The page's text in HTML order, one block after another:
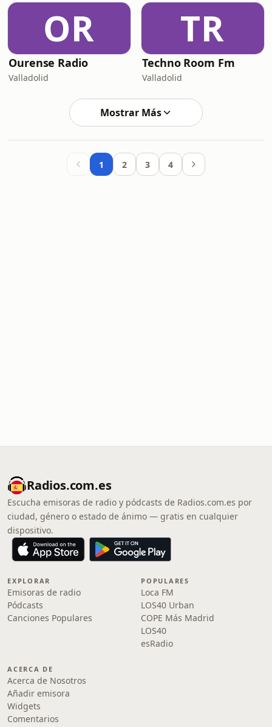
OR
Ourense Radio
Valladolid
TR
Techno Room Fm
Valladolid
Mostrar Más
1 2 3 4
Radios.com.es
Escucha emisoras de radio y pódcasts de Radios.com.es por
ciudad, género o estado de ánimo — gratis en cualquier
dispositivo.
EXPLORAR
Emisoras de radio
Pódcasts
Canciones Populares
POPULARES
Loca FM
LOS40 Urban
COPE Más Madrid
LOS40
esRadio
ACERCA DE
Acerca de Nosotros
Añadir emisora
Widgets
Comentarios